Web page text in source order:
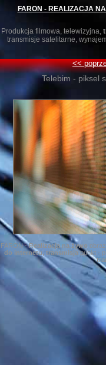
FARON - REALIZACJA
Produkcja filmowa, telewizyjna,
transmisje satelitarne,
<<
Telebim - piksel
FARON -Realizacja na żywo
do internetu, transmisjapunkt -